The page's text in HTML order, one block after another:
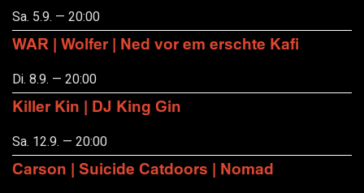
Sa. 5.9. — 20:00
WAR | Wolfer | Ned vor em erschte Kafi
Di. 8.9. — 20:00
Killer Kin | DJ King Gin
Sa. 12.9. — 20:00
Carson | Suicide Catdoors | Nomad